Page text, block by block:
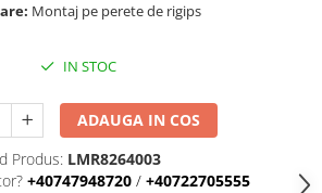
Montaj pe perete de rigips
IN STOC
ADAUGA IN COS
Produs: LMR8264003
+40747948720 / +40722705555